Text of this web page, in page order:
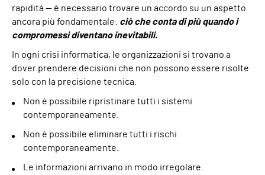
rapidità — è necessario trovare un accordo su un aspetto
ancora più fondamentale: ciò che conta di più quando i
compromessi diventano inevitabili.
In ogni crisi informatica, le organizzazioni si trovano a
dover prendere decisioni che non possono essere risolte
solo con la precisione tecnica.
Non è possibile ripristinare tutti i sistemi
contemporaneamente.
Non è possibile eliminare tutti i rischi
contemporaneamente.
Le informazioni arrivano in modo irregolare.